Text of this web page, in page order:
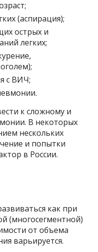
(аспирация);
острых и
легких;
с ВИЧ;
к сложному и
В некоторых
нескольких
и попытки
в России.
как при
(многосегментной)
от объема
варьируется.